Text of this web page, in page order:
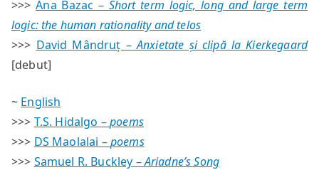
>>>Ana Bazac – Short term logic, long and large term
logic: the human rationality and telos
>>> David Mândruț –Anxietate și clipă la Kierkegaard
[debut]
~ English
>>> T.S. Hidalgo –poems
>>> DS Maolalai –poems
>>> Samuel R. Buckley –Ariadne’s Song